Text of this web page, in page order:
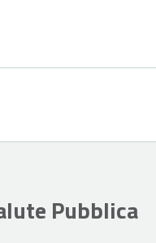
Pubblica